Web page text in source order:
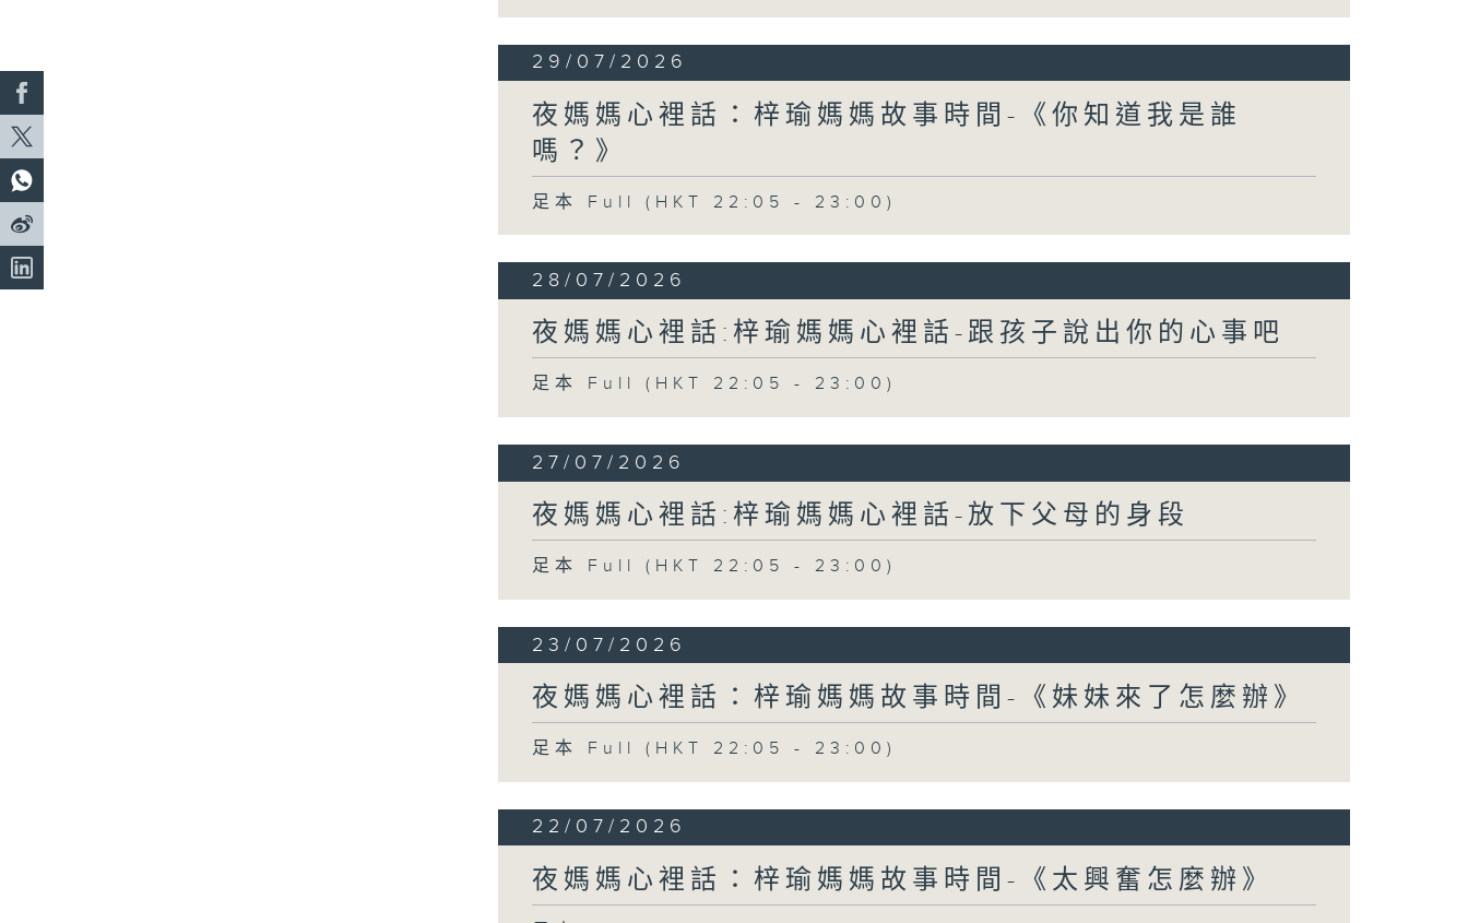
29/07/2026
夜媽媽心裡話：梓瑜媽媽故事時間-《你知道我是誰
嗎？》
足本 Full (HKT 22:05 - 23:00)
28/07/2026
夜媽媽心裡話:梓瑜媽媽心裡話-跟孩子說出你的心事吧
足本 Full (HKT 22:05 - 23:00)
27/07/2026
夜媽媽心裡話:梓瑜媽媽心裡話-放下父母的身段
足本 Full (HKT 22:05 - 23:00)
23/07/2026
夜媽媽心裡話：梓瑜媽媽故事時間-《妹妹來了怎麼辦》
足本 Full (HKT 22:05 - 23:00)
22/07/2026
夜媽媽心裡話：梓瑜媽媽故事時間-《太興奮怎麼辦》